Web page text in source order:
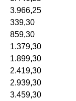
3.966,25
339,30
859,30
1.379,30
1.899,30
2.419,30
2.939,30
3.459,30